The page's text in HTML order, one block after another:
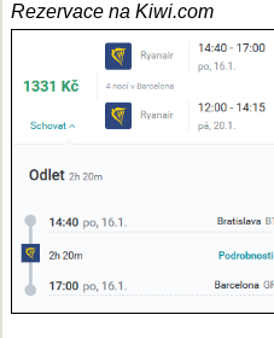
Rezervace na Kiwi.com